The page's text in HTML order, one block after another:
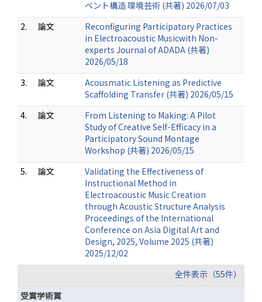
ベント構造 環境芸術 (共著) 2026/07/03
2.
論文
Reconfiguring Participatory Practices
in Electroacoustic Musicwith Non-
experts Journal of ADADA (共著)
2026/05/18
3.
論文
Acousmatic Listening as Predictive
Scaffolding Transfer (共著) 2026/05/15
4.
論文
From Listening to Making: A Pilot
Study of Creative Self-Efficacy in a
Participatory Sound Montage
Workshop (共著) 2026/05/15
5.
論文
Validating the Effectiveness of
Instructional Method in
Electroacoustic Music Creation
through Acoustic Structure Analysis
Proceedings of the International
Conference on Asia Digital Art and
Design, 2025, Volume 2025 (共著)
2025/12/02
全件表示（55件）
受賞学術賞